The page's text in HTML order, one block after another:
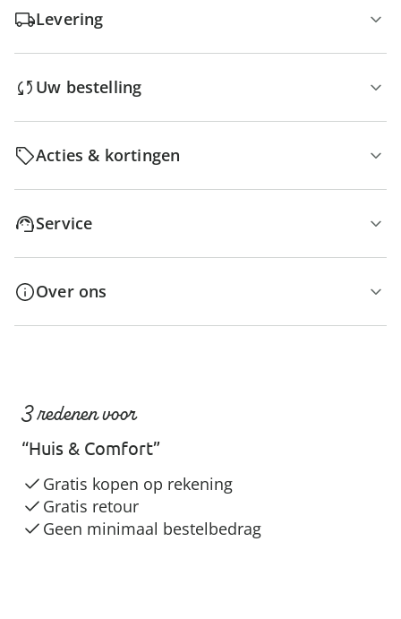
Levering
Uw bestelling
Acties & kortingen
Service
Over ons
3 redenen voor
“Huis & Comfort”
Gratis kopen op rekening
Gratis retour
Geen minimaal bestelbedrag